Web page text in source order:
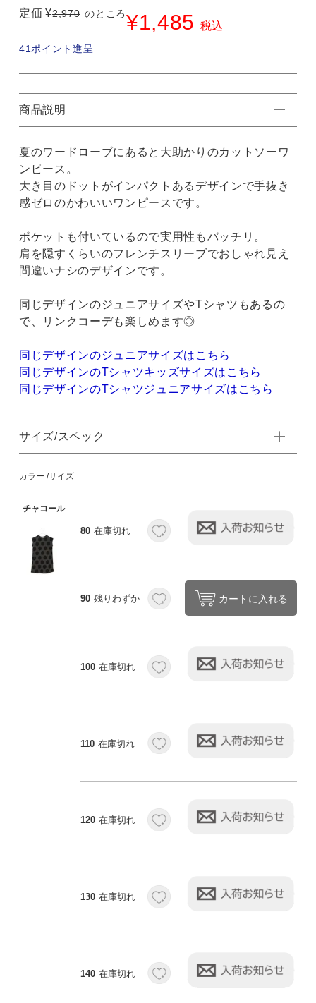
定価 ¥2,970 のところ¥1,485 税込
41 ポイント進呈
商品説明
夏のワードローブにあると大助かりのカットソーワ
ンピース。
大き目のドットがインパクトあるデザインで手抜き
感ゼロのかわいいワンピースです。
ポケットも付いているので実用性もバッチリ。
肩を隠すくらいのフレンチスリーブでおしゃれ見え
間違いナシのデザインです。
同じデザインのジュニアサイズやTシャツもあるの
で、リンクコーデも楽しめます◎
同じデザインのジュニアサイズはこちら
同じデザインのTシャツキッズサイズはこちら
同じデザインのTシャツジュニアサイズはこちら
サイズ/スペック
カラー サイズ
チャコール
80 在庫切れ
90 残りわずか カートに入れる
100 在庫切れ
110 在庫切れ
120 在庫切れ
130 在庫切れ
140 在庫切れ